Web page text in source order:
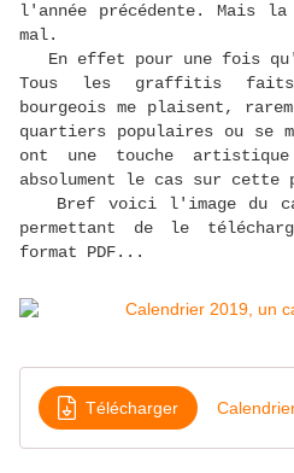
l'année précédente. Mais
mal.
En effet pour une fois
Tous les graffitis faits
bourgeois me plaisent,
quartiers populaires ou se
ont une touche
absolument le cas sur cette
Bref voici l'image du
permettant de le
format PDF...
Télécharger